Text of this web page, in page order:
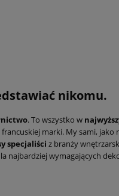
nikomu.
. To wszystko w
marki. My sami, jako
specjaliści z branży
najbardziej wymagających